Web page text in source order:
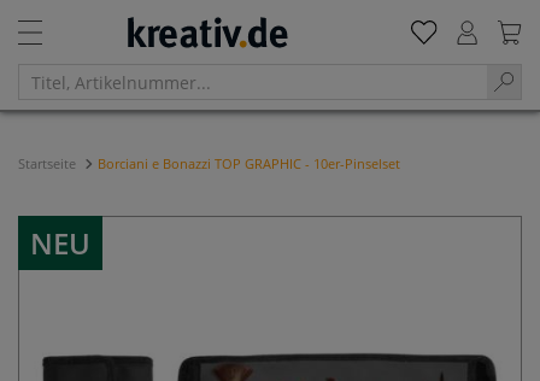
Startseite Borciani e Bonazzi TOP GRAPHIC - 10er-Pinselset
NEU